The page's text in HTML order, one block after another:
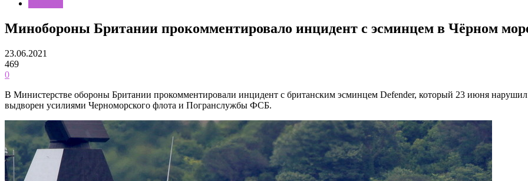
Минобороны Британии прокомментировало инцидент с эсминцем в Чёрном
23.06.2021
469
0
В Министерстве обороны Британии прокомментировали инцидент с британским эсминцем Defender, который 23 июня
выдворен усилиями Черноморского флота и Погранслужбы ФСБ.